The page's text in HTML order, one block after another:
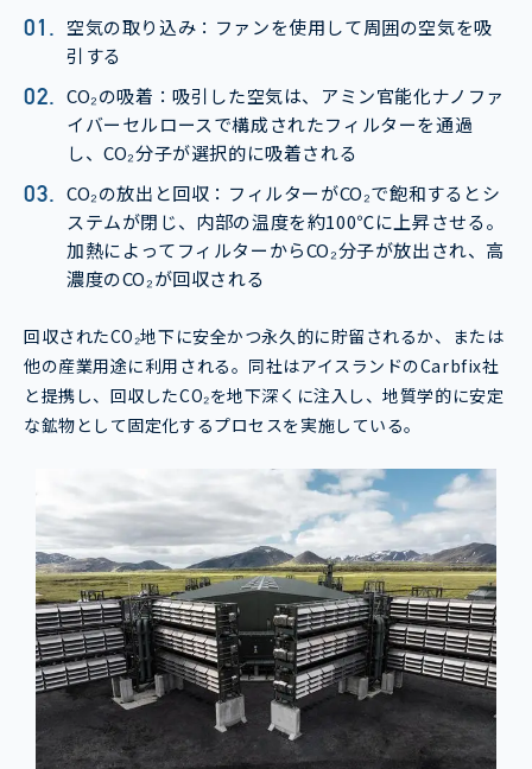
空気の取り込み：ファンを使用して周囲の空気を吸
引する
CO₂の吸着：吸引した空気は、アミン官能化ナノファ
イバーセルロースで構成されたフィルターを通過
し、CO₂分子が選択的に吸着される
CO₂の放出と回収：フィルターがCO₂で飽和するとシ
ステムが閉じ、内部の温度を約100℃に上昇させる。
加熱によってフィルターからCO₂分子が放出され、高
濃度のCO₂が回収される
回収されたCO₂地下に安全かつ永久的に貯留されるか、または
他の産業用途に利用される。同社はアイスランドのCarbfix社
と提携し、回収したCO₂を地下深くに注入し、地質学的に安定
な鉱物として固定化するプロセスを実施している。